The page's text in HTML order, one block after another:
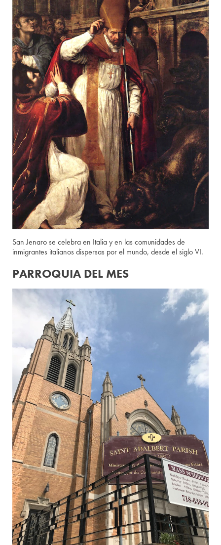
San Jenaro se celebra en Italia y en las comunidades de
inmigrantes italianos dispersas por el mundo, desde el siglo VI.
PARROQUIA DEL MES